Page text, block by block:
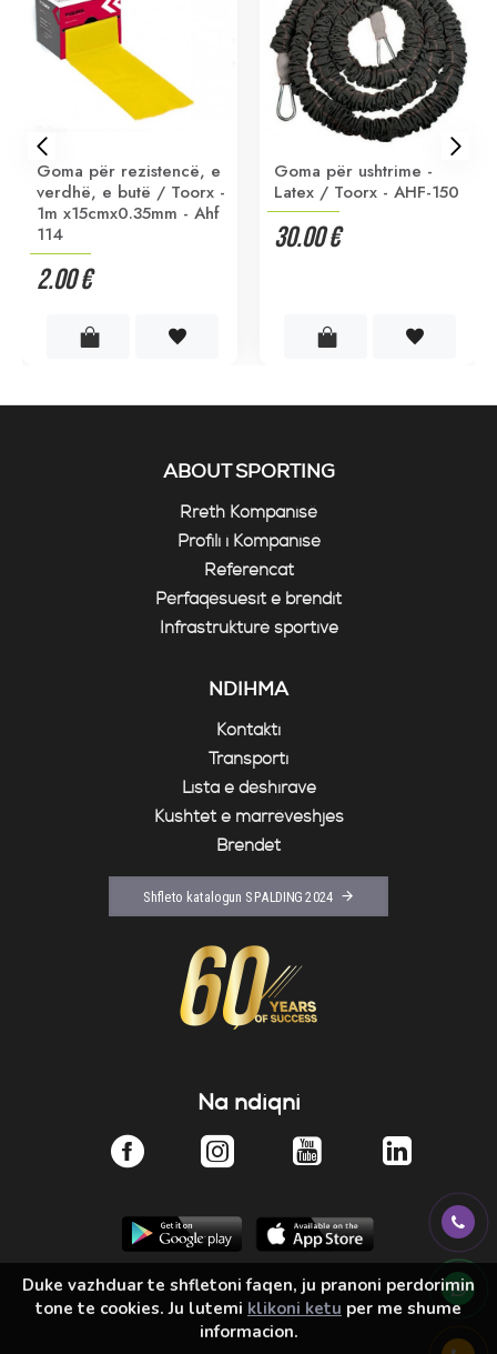
Goma për rezistencë, e
verdhë, e butë / Toorx -
1m x15cmx0.35mm - Ahf
114
2.00 €
Goma për ushtrime -
Latex / Toorx - AHF-150
30.00 €
ABOUT SPORTING
Rreth Kompanisë
Profili i Kompanisë
Referencat
Përfaqësuesit e brendit
Infrastrukturë sportive
NDIHMA
Kontakti
Transporti
Lista e dëshirave
Kushtet e marrëveshjes
Brendet
Shfleto katalogun SPALDING 2024
Na ndiqni
Duke vazhduar te shfletoni faqen, ju pranoni perdorimin
tone te cookies. Ju lutemi klikoni ketu per me shume
informacion.